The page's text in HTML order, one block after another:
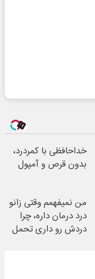
خداحافظی با کمردرد،
بدون قرص و آمپول
من نمیفهمم وقتی زانو
درد درمان داره، چرا
دردش رو داری تحمل